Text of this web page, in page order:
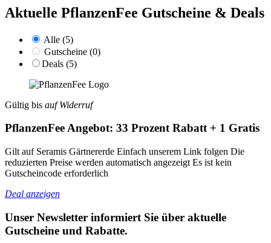
Aktuelle PflanzenFee Gutscheine & Deals
Alle (5)
Gutscheine (0)
Deals (5)
Gültig bis auf Widerruf
PflanzenFee Angebot: 33 Prozent Rabatt + 1 Gratis
Gilt auf Seramis Gärtnererde Einfach unserem Link folgen Die
reduzierten Preise werden automatisch angezeigt Es ist kein
Gutscheincode erforderlich
Deal anzeigen
Unser Newsletter informiert Sie über aktuelle
Gutscheine und Rabatte.